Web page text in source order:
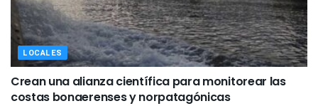
LOCALES
Crean una alianza científica para monitorear las
costas bonaerenses y norpatagónicas